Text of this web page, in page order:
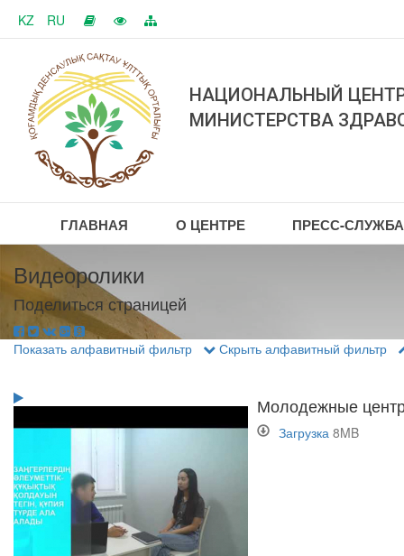
KZ RU
НАЦИОНАЛЬНЫЙ
МИНИСТЕРСТВА
ГЛАВНАЯ О ЦЕНТРЕ ПРЕСС-СЛУЖБА
Видеоролики
Поделиться страницей
Показать алфавитный фильтр Скрыть алфавитный фильтр
Молодежные
Загрузка 8MB